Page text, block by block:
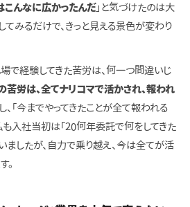
んなに広かったんだ」と気づけたのは大
てみるだけで、きっと見える景色が変わり
で経験してきた苦労は、何一つ間違いじ
苦労は、全てナリコマで活かされ、報われ
、 「今までやってきたことが全て報われる
も入社当初は「20何年委託で何をしてきた
ましたが、自力で乗り越え、今は全てが活
。